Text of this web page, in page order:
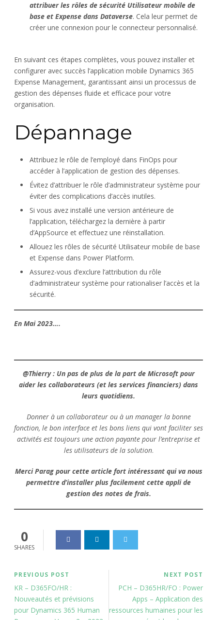
attribuer les rôles de sécurité Utilisateur mobile de
base et Expense dans Dataverse. Cela leur permet de
créer une connexion pour le connecteur personnalisé.
En suivant ces étapes complètes, vous pouvez installer et
configurer avec succès l’application mobile Dynamics 365
Expense Management, garantissant ainsi un processus de
gestion des dépenses fluide et efficace pour votre
organisation.
Dépannage
Attribuez le rôle de l’employé dans FinOps pour
accéder à l’application de gestion des dépenses.
Évitez d’attribuer le rôle d’administrateur système pour
éviter des complications d’accès inutiles.
Si vous avez installé une version antérieure de
l’application, téléchargez la dernière à partir
d’AppSource et effectuez une réinstallation.
Allouez les rôles de sécurité Utilisateur mobile de base
et Expense dans Power Platform.
Assurez-vous d’exclure l’attribution du rôle
d’administrateur système pour rationaliser l’accès et la
sécurité.
En Mai 2023….
@Thierry : Un pas de plus de la part de Microsoft pour
aider les collaborateurs (et les services financiers) dans
leurs quotidiens.
Donner à un collaborateur ou à un manager la bonne
fonction, le bon interface et les bons liens qui vont faciliter ses
activités est toujours une action payante pour l’entreprise et
les utilisateurs de la solution.
Merci Parag pour cette article fort intéressant qui va nous
permettre d’installer plus facilement cette appli de
gestion des notes de frais.
0
SHARES
PREVIOUS POST
KR – D365FO/HR :
Nouveautés et prévisions
pour Dynamics 365 Human
NEXT POST
PCH – D365HR/FO : Power
Apps – Application des
ressources humaines pour les